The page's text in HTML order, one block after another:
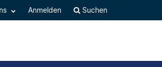
Anmelden Suchen